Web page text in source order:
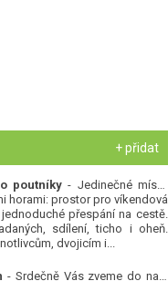
+ přidat
poutníky - Jedinečné místo
horami: prostor pro víkendová
přespání na cestě.
sdílení, ticho i oheň.
dvojicím i...
- Srdečně Vás zveme do naší